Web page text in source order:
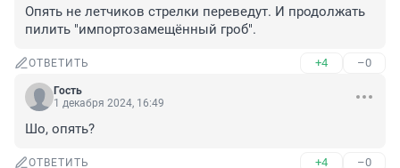
Опять не летчиков стрелки переведут. И продолжать
пилить "импортозамещённый гроб".
ОТВЕТИТЬ +4 –0
Гость
1 декабря 2024, 16:49
Шо, опять?
ОТВЕТИТЬ +4 –0